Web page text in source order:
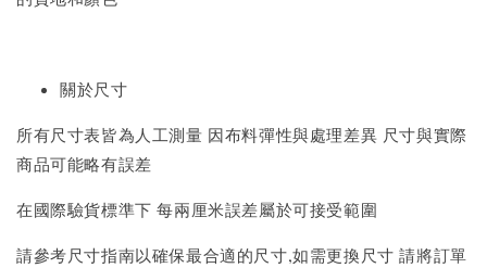
關於尺寸
所有尺寸表皆為人工測量 因布料彈性與處理差異 尺寸與實際
商品可能略有誤差
在國際驗貨標準下 每兩厘米誤差屬於可接受範圍
請參考尺寸指南以確保最合適的尺寸,如需更換尺寸 請將訂單